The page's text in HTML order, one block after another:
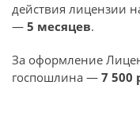
действия лицензии
— 5 месяцев.
За оформление
госпошлина — 7 500